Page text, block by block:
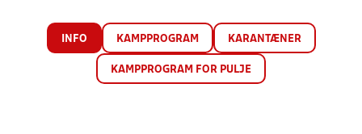
INFO KAMPPROGRAM KARANTÆNER
KAMPPROGRAM FOR PULJE